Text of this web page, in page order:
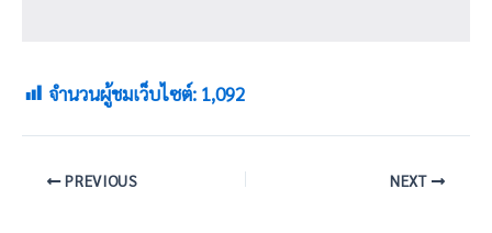
จำนวนผู้ชมเว็บไซต์: 1,092
PREVIOUS NEXT